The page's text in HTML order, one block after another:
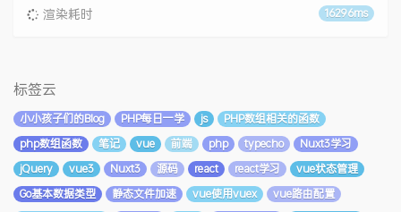
16296ms
渲染耗时
标签云
小小孩子们的Blog PHP每日一学 js
PHP数组相关的函数
php数组函数
笔记 vue 前端 php typecho
Nuxt3学习
jQuery
vue3 Nuxt3 源码 react react学习
vue状态管理
Go基本数据类型
静态文件加速 vue使用vuex
vue路由配置